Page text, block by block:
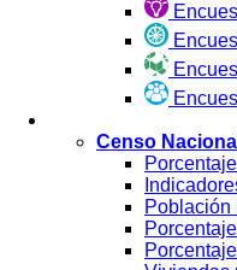
Censo
Población